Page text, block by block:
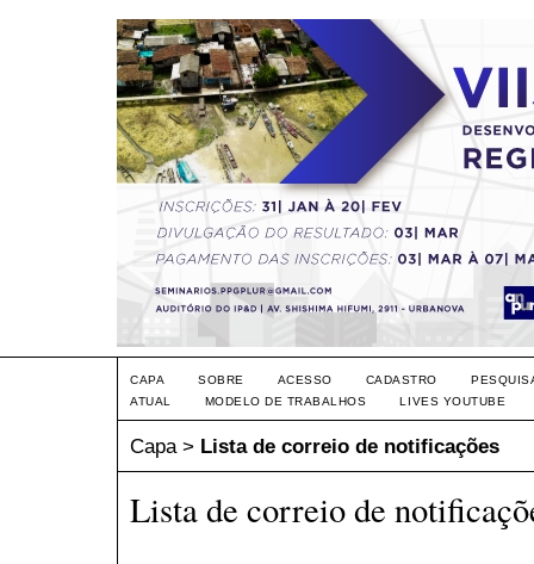
CAPA SOBRE ACESSO CADASTRO
ATUAL
MODELO DE TRABALHOS LIVES YOUTUBE
Capa> Lista de correio de notificações
Lista de correio de